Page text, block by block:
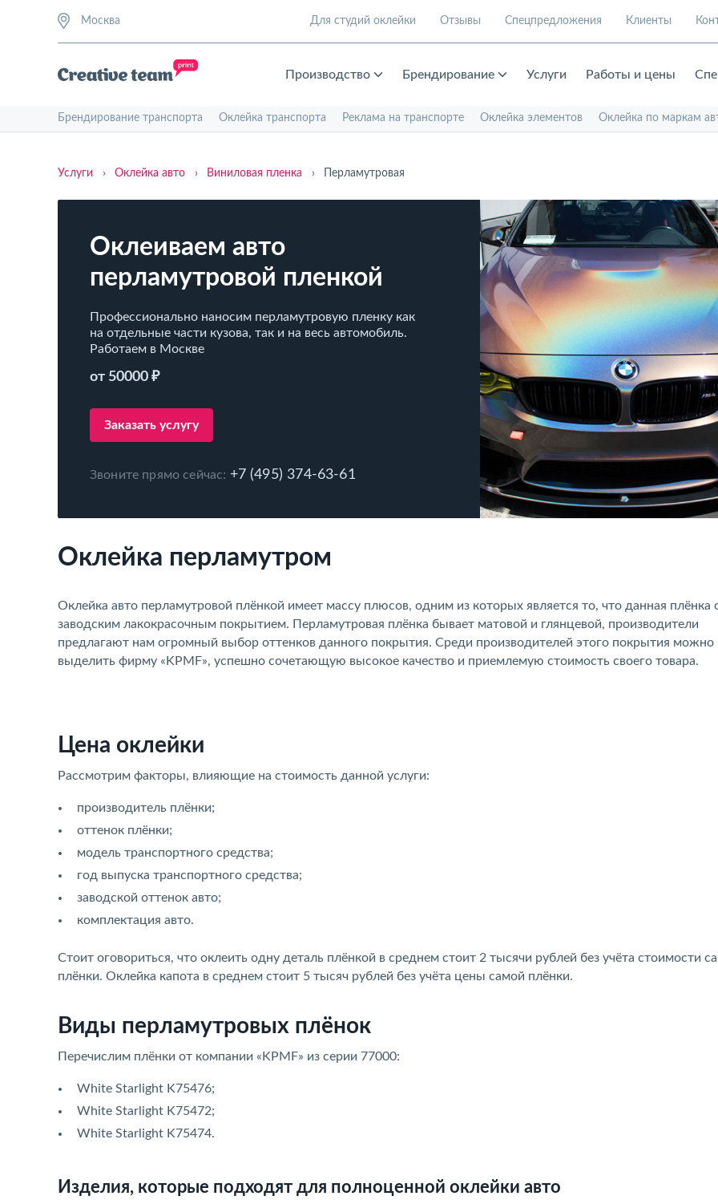
Москва Для студий оклейки Отзывы Спецпредложения Клиенты
Производство Брендирование Услуги Работы и цены
Брендирование транспорта Оклейка транспорта Реклама на транспорте Оклейка элементов Оклейка по маркам
Услуги › Оклейка авто › Виниловая пленка › Перламутровая
Оклеиваем авто
перламутровой пленкой
Профессионально наносим перламутровую пленку как
на отдельные части кузова, так и на весь автомобиль.
Работаем в Москве
от 50000 ₽
Заказать услугу
Звоните прямо сейчас: +7 (495) 374-63-61
Оклейка перламутром
Оклейка авто перламутровой плёнкой имеет массу плюсов, одним из которых является то, что данная плёнка
заводским лакокрасочным покрытием. Перламутровая плёнка бывает матовой и глянцевой, производители
предлагают нам огромный выбор оттенков данного покрытия. Среди производителей этого покрытия можно
выделить фирму «KPMF», успешно сочетающую высокое качество и приемлемую стоимость своего товара.
Цена оклейки
Рассмотрим факторы, влияющие на стоимость данной услуги:
производитель плёнки;
оттенок плёнки;
модель транспортного средства;
год выпуска транспортного средства;
заводской оттенок авто;
комплектация авто.
Стоит оговориться, что оклеить одну деталь плёнкой в среднем стоит 2 тысячи рублей без учёта стоимости
плёнки. Оклейка капота в среднем стоит 5 тысяч рублей без учёта цены самой плёнки.
Виды перламутровых плёнок
Перечислим плёнки от компании «KPMF» из серии 77000:
White Starlight K75476;
White Starlight K75472;
White Starlight K75474.
Изделия, которые подходят для полноценной оклейки авто